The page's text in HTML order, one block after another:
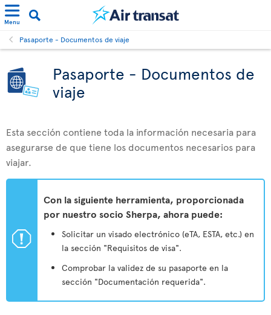
Menu
Pasaporte - Documentos de viaje
Pasaporte - Documentos de
viaje
Esta sección contiene toda la información necesaria para
asegurarse de que tiene los documentos necesarios para
viajar.
ü
Con la siguiente herramienta, proporcionada
por nuestro socio Sherpa, ahora puede:
Solicitar un visado electrónico (eTA, ESTA, etc.) en
la sección "Requisitos de visa".
Comprobar la validez de su pasaporte en la
sección "Documentación requerida".